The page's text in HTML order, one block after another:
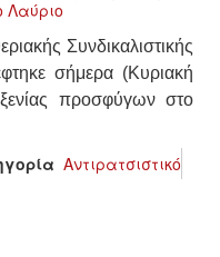
Συνδικαλιστικής
σήμερα (Κυριακή
προσφύγων στο
Αντιρατσιστικό